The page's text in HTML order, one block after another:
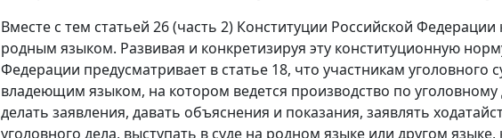
Вместе с тем статьей 26 (часть 2) Конституции Российской
родным языком. Развивая и конкретизируя эту конституционную
Федерации предусматривает в статье 18, что участникам
владеющим языком, на котором ведется производство по
делать заявления, давать объяснения и показания, заявлять
уголовного дела, выступать в суде на родном языке или другом